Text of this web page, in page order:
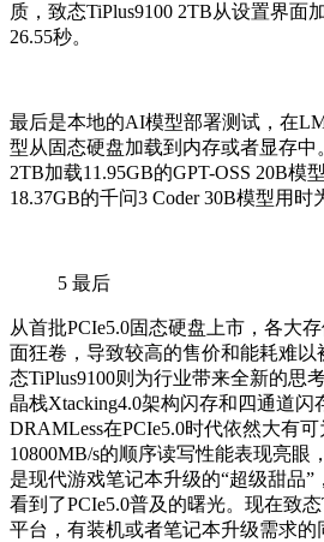
质，致态TiPlus9100 2TB从设置界面
26.55秒。
最后是本地的AI模型部署测试，在
型从固态硬盘加载到内存或者显存中
2TB加载11.95GB的GPT-OSS 20B模
18.37GB的千问3 Coder 30B模型用时
5 最后
从首批PCIe5.0固态硬盘上市，各大
面狂卷，导致较高的售价和能耗难
态TiPlus9100则为行业带来全新的思
晶栈Xtacking4.0架构闪存和四通道闪
DRAMLess在PCIe5.0时代依然大有
10800MB/s的顺序读写性能表现亮眼
是现代游戏笔记本升级的“超级甜品
看到了PCIe5.0普及的曙光。现在致
平台，有装机或者笔记本升级需求的